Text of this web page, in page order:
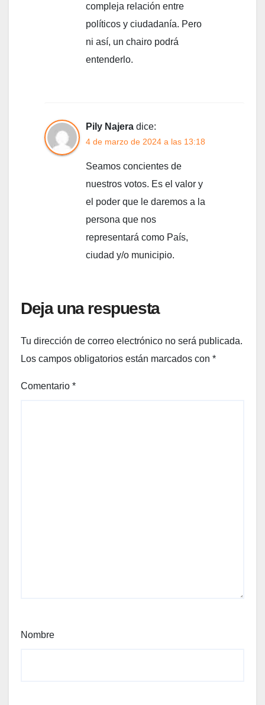
compleja relación entre
políticos y ciudadanía. Pero
ni así, un chairo podrá
entenderlo.
Pily Najera dice:
4 de marzo de 2024 a las 13:18
Seamos concientes de
nuestros votos. Es el valor y
el poder que le daremos a la
persona que nos
representará como País,
ciudad y/o municipio.
Deja una respuesta
Tu dirección de correo electrónico no será publicada.
Los campos obligatorios están marcados con *
Comentario *
Nombre